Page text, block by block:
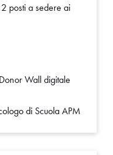
posti a sedere ai
Wall digitale
di Scuola APM